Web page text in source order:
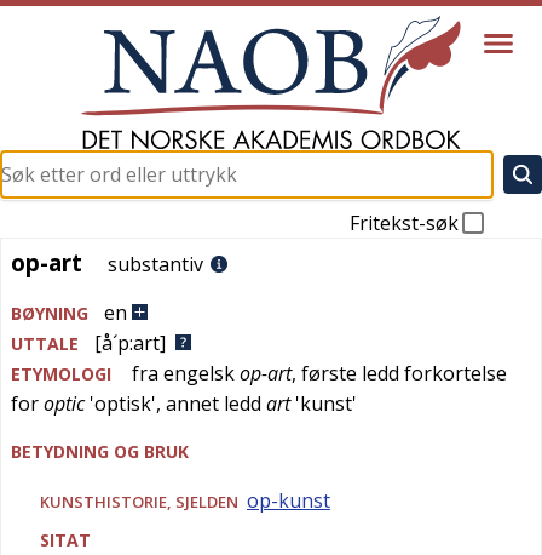
Fritekst-søk
op-art
op-art substantiv
BØYNING en
UTTALE [å´p:art]
ETYMOLOGI fra engelskop-art, første ledd forkortelse
foroptic'optisk', annet ledd art'kunst'
BETYDNING OG BRUK
KUNSTHISTORIE, SJELDEN op-kunst
SITAT